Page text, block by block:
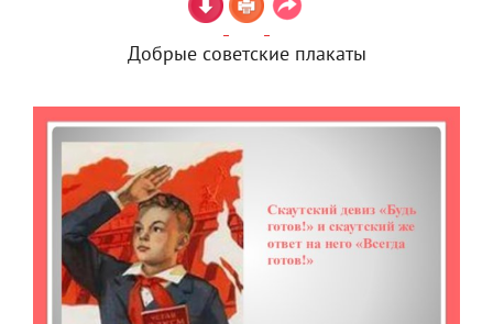
Добрые советские плакаты